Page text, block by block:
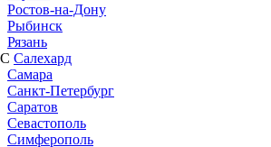
Ростов-на-Дону
Рыбинск
Рязань
С Салехард
Самара
Санкт-Петербург
Саратов
Севастополь
Симферополь